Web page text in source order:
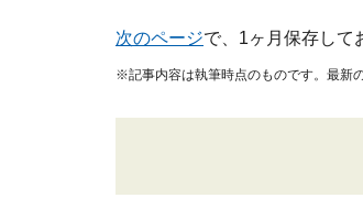
次のページで、1ヶ月保存して
※記事内容は執筆時点のものです。最新